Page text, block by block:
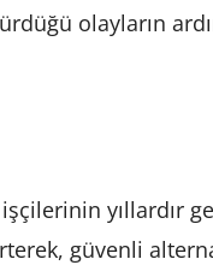
olayların
yıllardır
güvenli